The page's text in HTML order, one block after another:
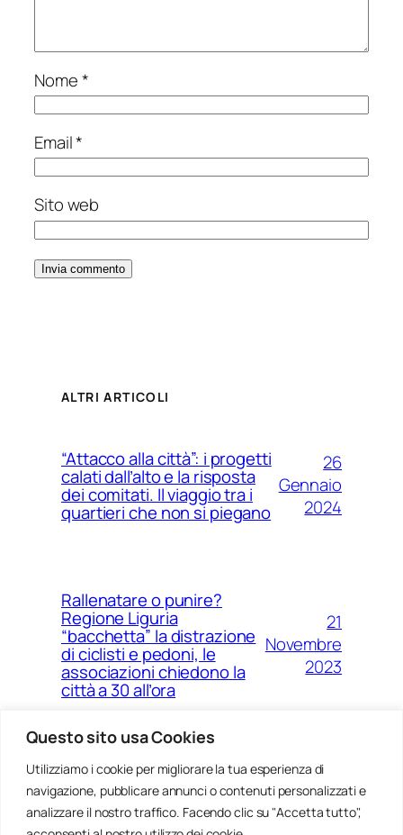
Questo sito usa Cookies
Utilizziamo i cookie per migliorare la tua esperienza di
navigazione, pubblicare annunci o contenuti personalizzati e
analizzare il nostro traffico. Facendo clic su "Accetta tutto",
Nome*
Email*
Sito web
ALTRI ARTICOLI
“Attacco alla città”: i progetti
calati dall’alto e la risposta
dei comitati. Il viaggio tra i
quartieri che non si piegano
26
Gennaio
2024
Rallenatare o punire?
Regione Liguria
“bacchetta” la distrazione
di ciclisti e pedoni, le
associazioni chiedono la
città a 30 all’ora
21
Novembre
2023
Ponte Morandi e quell’anno
zero che non è mai arrivato a
Genova
Agosto
2023